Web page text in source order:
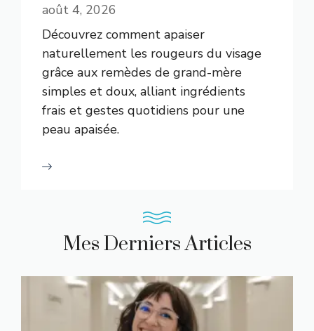
août 4, 2026
Découvrez comment apaiser
naturellement les rougeurs du visage
grâce aux remèdes de grand-mère
simples et doux, alliant ingrédients
frais et gestes quotidiens pour une
peau apaisée.
Mes Derniers Articles